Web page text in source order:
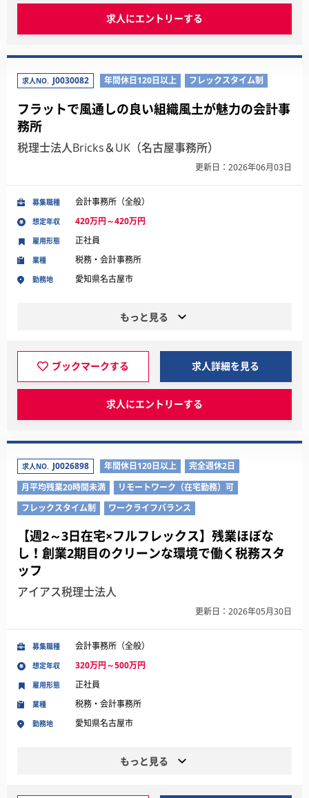
求人にエントリーする
求人NO. J0030082 年間休日120日以上 フレックスタイム制
フラットで風通しの良い組織風土が魅力の会計事
務所
税理士法人Bricks＆UK（名古屋事務所）
更新日：2026年06月03日
募集職種 会計事務所（全般）
想定年収 420万円～420万円
業種 税務・会計事務所
勤務地 愛知県名古屋市
雇用形態 正社員
もっと見る
ブックマークする 求人詳細を見る
求人にエントリーする
求人NO. J0026898 年間休日120日以上
完全週休2日
月平均残業20時間未満
リモートワーク（在宅勤務）可
フレックスタイム制
ワークライフバランス
【週2～3日在宅×フルフレックス】残業ほぼな
し！創業2期目のクリーンな環境で働く税務スタ
ッフ
アイアス税理士法人
更新日：2026年05月30日
募集職種 会計事務所（全般）
想定年収 320万円～500万円
業種 税務・会計事務所
勤務地 愛知県名古屋市
雇用形態 正社員
もっと見る